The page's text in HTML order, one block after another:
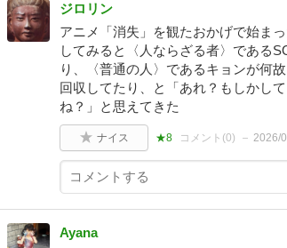
ジロリン
アニメ「消失」を観たおかげで始ま
してみると〈人ならざる者〉である
り、〈普通の人〉であるキョンが何
回収してたり、と「あれ？もしかし
ね？」と思えてきた
ナイス ★8 コメント(0) 2026/
Ayana